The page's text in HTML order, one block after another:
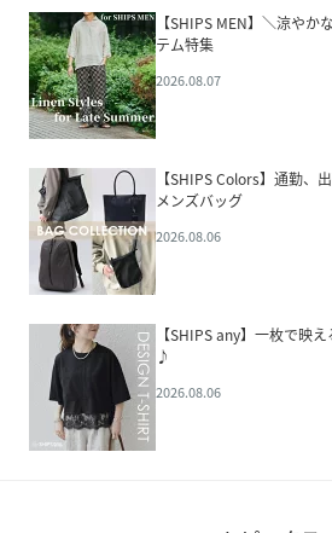
【SHIPS MEN】＼涼やか
テム特集
2026.08.07
【SHIPS Colors】通勤、
メンズバッグ
2026.08.06
【SHIPS any】一枚で映
♪
2026.08.06